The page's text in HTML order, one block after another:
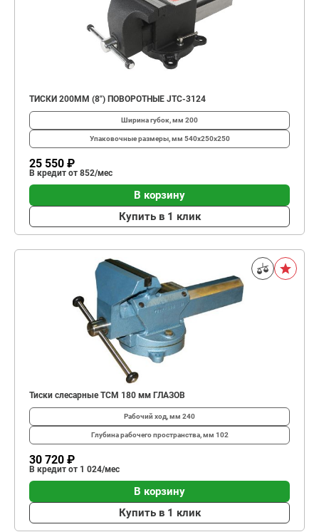
ТИСКИ 200ММ (8") ПОВОРОТНЫЕ JTC-3124
Ширина губок, мм 200
Упаковочные размеры, мм 540х250х250
25 550 ₽
В кредит от 852/мес
В корзину
Купить в 1 клик
Тиски слесарные TCМ 180 мм ГЛАЗОВ
Рабочий ход, мм 240
Глубина рабо­чего простран­ства, мм 102
30 720 ₽
В кредит от 1 024/мес
В корзину
Купить в 1 клик